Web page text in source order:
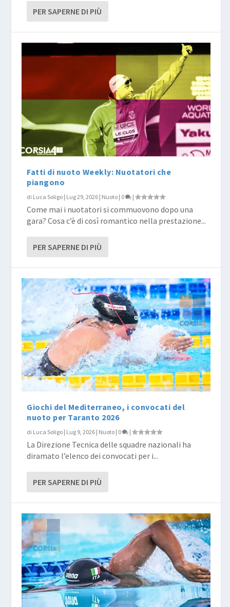
PER SAPERNE DI PIÙ
Fatti di nuoto Weekly: Nuotatori che
piangono
di Luca Soligo | Lug 29, 2026 | Nuoto | 0 |
Come mai i nuotatori si commuovono dopo una
gara? Cosa c’è di così romantico nella prestazione...
PER SAPERNE DI PIÙ
Giochi del Mediterraneo, i convocati del
nuoto per Taranto 2026
di Luca Soligo | Lug 9, 2026 | Nuoto | 0 |
La Direzione Tecnica delle squadre nazionali ha
diramato l’elenco dei convocati per i...
PER SAPERNE DI PIÙ